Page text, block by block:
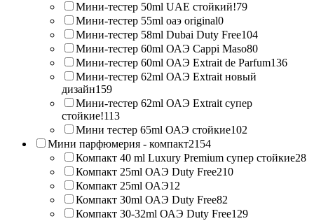
Мини-тестер 50ml UAE стойкий!79
Мини-тестер 55ml оаэ original0
Мини-тестер 58ml Dubai Duty Free104
Мини-тестер 60ml ОАЭ Cappi Maso80
Мини-тестер 60ml ОАЭ Extrait de Parfum136
Мини-тестер 62ml ОАЭ Extrait новый
дизайн159
Мини-тестер 62ml ОАЭ Extrait супер
стойкие!113
Мини тестер 65ml ОАЭ стойкие102
Мини парфюмерия - компакт2154
Компакт 40 ml Luxury Premium супер стойкие28
Компакт 25ml ОАЭ Duty Free210
Компакт 25ml ОАЭ12
Компакт 30ml ОАЭ Duty Free82
Компакт 30-32ml ОАЭ Duty Free129